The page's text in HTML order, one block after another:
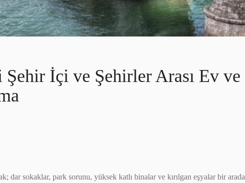
Şehir İçi ve Şehirler Arası Ev ve
dar sokaklar, park sorunu, yüksek katlı binalar ve kırılgan eşyalar bir arada